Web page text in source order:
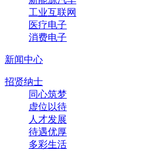
工业互联网
医疗电子
消费电子
新闻中心
招贤纳士
同心筑梦
虚位以待
人才发展
待遇优厚
多彩生活